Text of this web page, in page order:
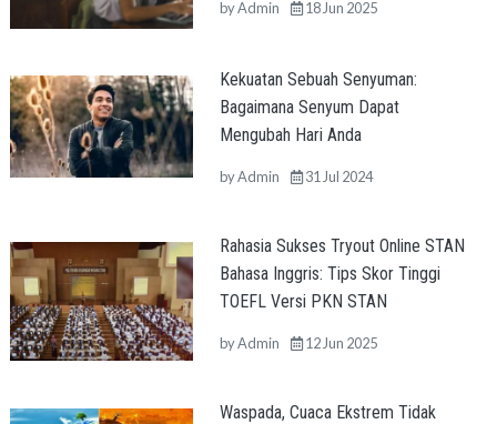
byAdmin 18 Jun 2025
Kekuatan Sebuah Senyuman:
Bagaimana Senyum Dapat
Mengubah Hari Anda
byAdmin 31 Jul 2024
Rahasia Sukses Tryout Online STAN
Bahasa Inggris: Tips Skor Tinggi
TOEFL Versi PKN STAN
byAdmin 12 Jun 2025
Waspada, Cuaca Ekstrem Tidak